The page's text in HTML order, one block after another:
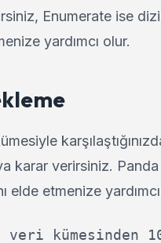
Enumerate ise
yardımcı olur.
karar verirsiniz.
elde etmenize